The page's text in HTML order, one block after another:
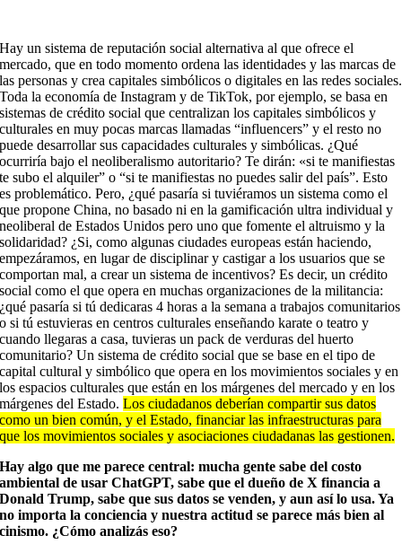
Hay un sistema de reputación social alternativa al que ofrece el
mercado, que en todo momento ordena las identidades y las marcas de
las personas y crea capitales simbólicos o digitales en las redes sociales.
Toda la economía de Instagram y de TikTok, por ejemplo, se basa en
sistemas de crédito social que centralizan los capitales simbólicos y
culturales en muy pocas marcas llamadas “influencers” y el resto no
puede desarrollar sus capacidades culturales y simbólicas. ¿Qué
ocurriría bajo el neoliberalismo autoritario? Te dirán: «si te manifiestas
te subo el alquiler” o “si te manifiestas no puedes salir del país”. Esto
es problemático. Pero, ¿qué pasaría si tuviéramos un sistema como el
que propone China, no basado ni en la gamificación ultra individual y
neoliberal de Estados Unidos pero uno que fomente el altruismo y la
solidaridad? ¿Si, como algunas ciudades europeas están haciendo,
empezáramos, en lugar de disciplinar y castigar a los usuarios que se
comportan mal, a crear un sistema de incentivos? Es decir, un crédito
social como el que opera en muchas organizaciones de la militancia:
¿qué pasaría si tú dedicaras 4 horas a la semana a trabajos comunitarios
o si tú estuvieras en centros culturales enseñando karate o teatro y
cuando llegaras a casa, tuvieras un pack de verduras del huerto
comunitario? Un sistema de crédito social que se base en el tipo de
capital cultural y simbólico que opera en los movimientos sociales y en
los espacios culturales que están en los márgenes del mercado y en los
márgenes del Estado.Los ciudadanos deberían compartir sus datos
como un bien común, y el Estado, financiar las infraestructuras para
que los movimientos sociales y asociaciones ciudadanas las gestionen.
Hay algo que me parece central: mucha gente sabe del costo
ambiental de usar ChatGPT, sabe que el dueño de X financia a
Donald Trump, sabe que sus datos se venden, y aun así lo usa. Ya
no importa la conciencia y nuestra actitud se parece más bien al
cinismo. ¿Cómo analizás eso?